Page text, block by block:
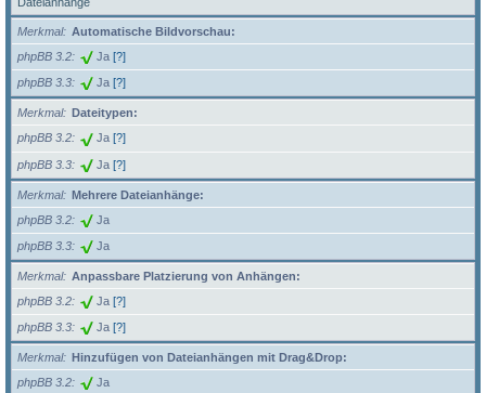
Merkmal
Automatische Bildvorschau:
phpBB 3.2
Ja [?]
phpBB 3.3 Ja [?]
Merkmal
Dateitypen:
phpBB 3.2
Ja [?]
phpBB 3.3 Ja [?]
Merkmal
Mehrere Dateianhänge:
phpBB 3.2
Ja
phpBB 3.3 Ja
Merkmal
Anpassbare Platzierung von Anhängen:
phpBB 3.2
Ja [?]
phpBB 3.3 Ja [?]
Merkmal
Hinzufügen von Dateianhängen mit Drag&Drop:
phpBB 3.2
Ja